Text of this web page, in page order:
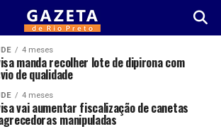
4 meses
manda recolher lote de dipirona com
de qualidade
4 meses
vai aumentar fiscalização de canetas
manipuladas